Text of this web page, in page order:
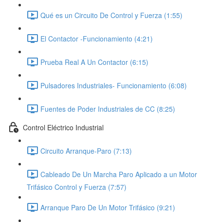
Qué es un Circuito De Control y Fuerza (1:55)
El Contactor -Funcionamiento (4:21)
Prueba Real A Un Contactor (6:15)
Pulsadores Industriales- Funcionamiento (6:08)
Fuentes de Poder Industriales de CC (8:25)
Control Eléctrico Industrial
Circuito Arranque-Paro (7:13)
Cableado De Un Marcha Paro Aplicado a un Motor
Trifásico Control y Fuerza (7:57)
Arranque Paro De Un Motor Trifásico (9:21)